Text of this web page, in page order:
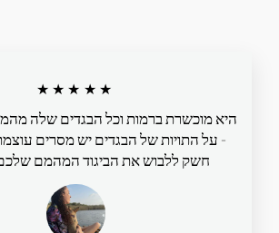
★★★★★
היא מוכשרת ברמות וכל הבגדים שלה
- על התויות של הבגדים יש מסרים
חשק ללבוש את הביגוד המהמם